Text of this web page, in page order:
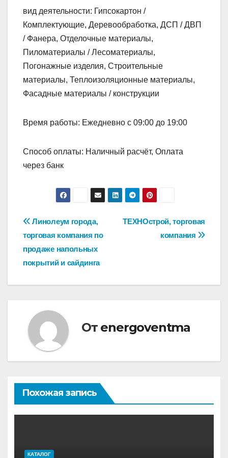
вид деятельности: Гипсокартон /
Комплектующие, Деревообработка, ДСП / ДВП
/ Фанера, Отделочные материалы,
Пиломатериалы / Лесоматериалы,
Погонажные изделия, Строительные
материалы, Теплоизоляционные материалы,
Фасадные материалы / конструкции
Время работы: Ежедневно с 09:00 до 19:00
Способ оплаты: Наличный расчёт, Оплата
через банк
Навигация
по
записям
ТЕХНОстрой, торговая
компания
Линолеум города,
торговая компания по
продаже напольных
покрытий и сайдинга
От energoventma
Похожая запись
КАТАЛОГ